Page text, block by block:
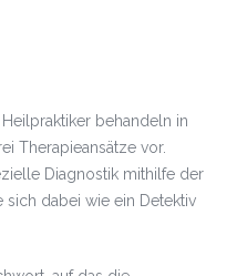
behandeln in
Therapieansätze vor.
Diagnostik mithilfe der
sich dabei wie ein Detektiv